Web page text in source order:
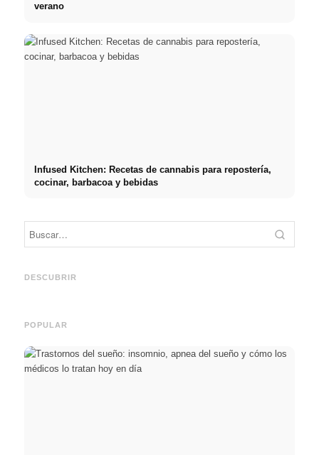
verano
Infused Kitchen: Recetas de cannabis para repostería,
cocinar, barbacoa y bebidas
DESCUBRIR
Mehr Verkäufe durch gezieltes
POPULAR